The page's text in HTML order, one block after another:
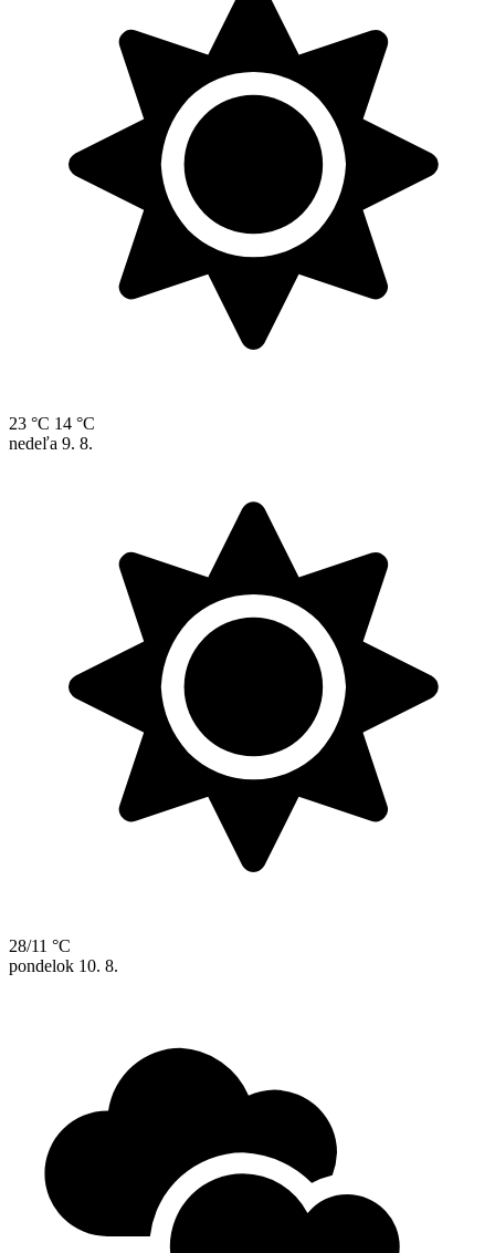
23 °C 14 °C
nedeľa 9. 8.
28/11 °C
pondelok 10. 8.